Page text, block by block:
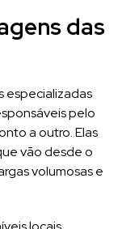
das
especializadas
pelo
a outro. Elas
vão desde o
volumosas e